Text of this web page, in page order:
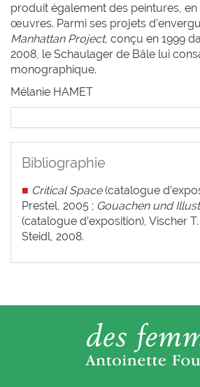
produit également des peintures, en
œuvres. Parmi ses projets
Manhattan Project, conçu en 1999
2008, le Schaulager de Bâle lui
monographique.
Mélanie HAMET
Bibliographie
■ Critical Space(catalogue
Prestel, 2005 ; Gouachen und
(catalogue d’exposition), Vischer T.
Steidl, 2008.